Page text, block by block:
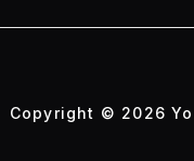
Copyright © 2026